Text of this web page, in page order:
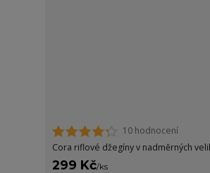
10 hodnocení
Cora riflové džegíny v nadměrných
299 Kč/ks